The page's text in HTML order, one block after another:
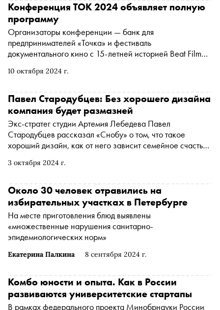
10 октября 2024 г.
Конференция ТОК 2024 объявляет полную
программу
Организаторы конференции — банк для
предпринимателей «Точка» и фестиваль
документального кино с 15-летней историей Beat Film
3 октября 2024 г.
Павел Стародубцев: Без хорошего дизайна
компания будет размазней
Экс-стратег студии Артемия Лебедева Павел
Стародубцев рассказал «Снобу» о том, что такое
хороший дизайн, как от него зависит семейное счастье
визуальный код современной России и зачем дизайнеры
Екатерина Палкина 8 сентября 2024 г.
Около 30 человек отравились на
избирательных участках в Петербурге
На месте приготовления блюд выявлены
«множественные нарушения санитарно-
эпидемиологических норм»
Комбо юности и опыта. Как в России
развиваются университетские стартапы
В рамках федерального проекта Минобрнауки России